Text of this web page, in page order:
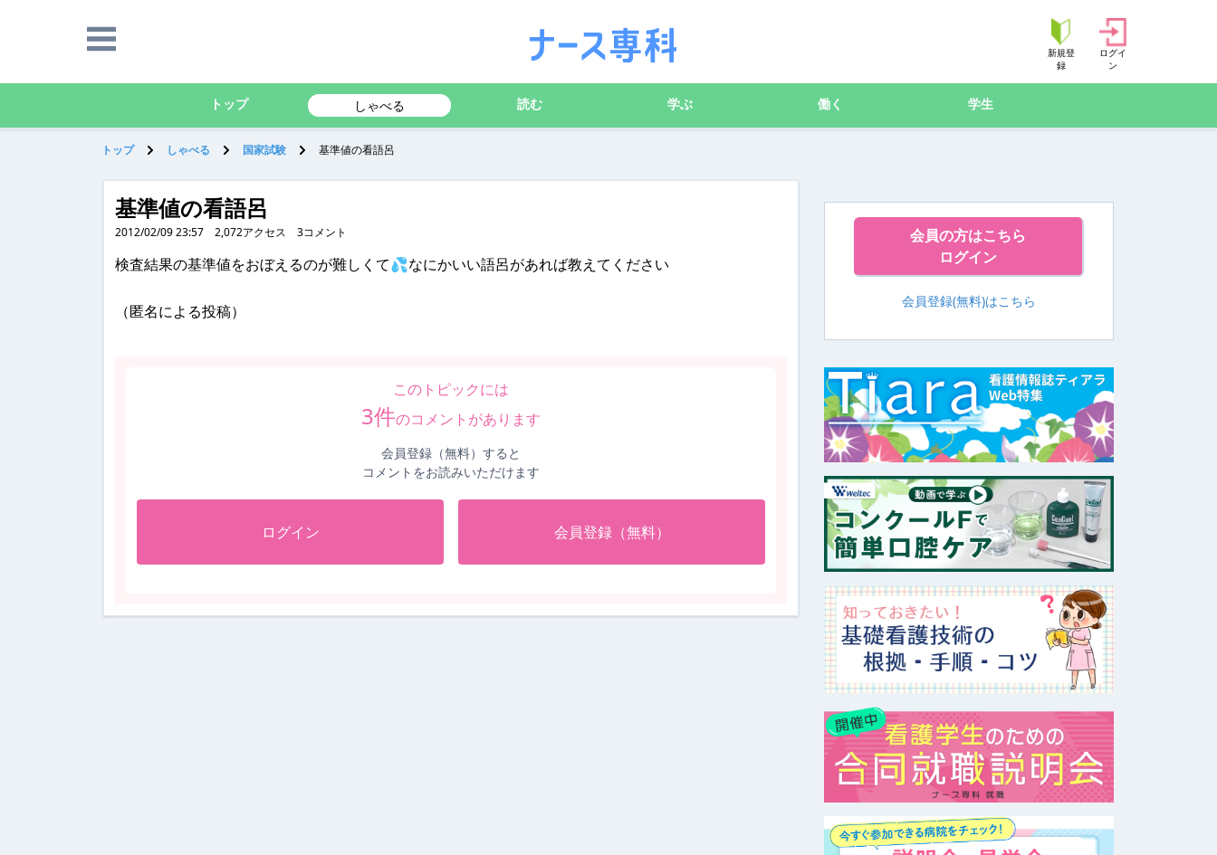
新規登
録
ログイ
ン
トップ しゃべる 読む 学ぶ 働く 学生
トップ しゃべる 国家試験 基準値の看語呂
基準値の看語呂
2012/02/09 23:57 2,072アクセス 3コメント
検査結果の基準値をおぼえるのが難しくて💦なにかいい語呂があれば教えてください
（匿名による投稿）
このトピックには
3件のコメントがあります
会員登録（無料）すると
コメントをお読みいただけます
ログイン 会員登録（無料）
会員の方はこちら
ログイン
会員登録(無料)はこちら